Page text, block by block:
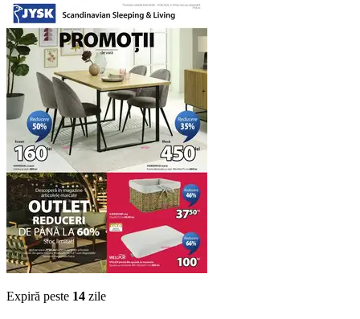
Expiră peste 14 zile